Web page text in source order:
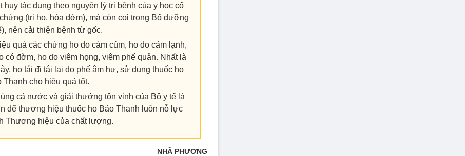
huy tác dụng theo nguyên lý trị bệnh của y học cổ
(trị ho, hóa đờm), mà còn coi trọng Bổ dưỡng
nên cải thiện bệnh từ gốc.
quả các chứng ho do cảm cúm, ho do cảm lạnh,
có đờm, ho do viêm họng, viêm phế quản. Nhất là
ho tái đi tái lại do phế âm hư, sử dụng thuốc ho
Thanh cho hiệu quả tốt.
cả nước và giải thưởng tôn vinh của Bộ y tế là
để thương hiệu thuốc ho Bảo Thanh luôn nỗ lực
Thương hiệu của chất lượng.
NHÃ PHƯƠNG